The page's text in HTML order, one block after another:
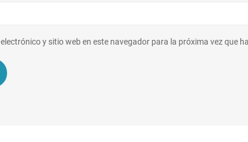
y sitio web en este navegador para la próxima vez que